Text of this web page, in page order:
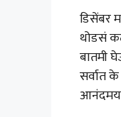
डिसेंबर
थोडसं
बातमी
सर्वात